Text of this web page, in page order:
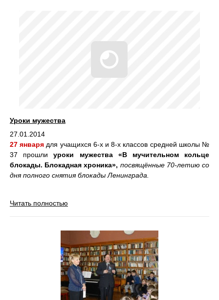
Уроки мужества
27.01.2014
27 январядля учащихся 6-х и 8-х классов средней школы №
37 прошли
уроки мужества «В мучительном кольце
блокады. Блокадная хроника», посвящённые 70-летию со
дня полного снятия блокады Ленинграда.
Читать полностью